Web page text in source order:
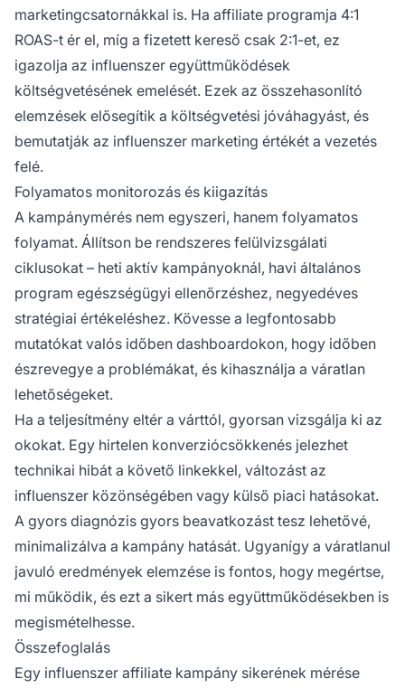
marketingcsatornákkal is. Ha affiliate programja 4:1
ROAS-t ér el, míg a fizetett kereső csak 2:1-et, ez
igazolja az influenszer együttműködések
költségvetésének emelését. Ezek az összehasonlító
elemzések elősegítik a költségvetési jóváhagyást, és
bemutatják az influenszer marketing értékét a vezetés
felé.
Folyamatos monitorozás és kiigazítás
A kampánymérés nem egyszeri, hanem folyamatos
folyamat. Állítson be rendszeres felülvizsgálati
ciklusokat – heti aktív kampányoknál, havi általános
program egészségügyi ellenőrzéshez, negyedéves
stratégiai értékeléshez. Kövesse a legfontosabb
mutatókat valós időben dashboardokon, hogy időben
észrevegye a problémákat, és kihasználja a váratlan
lehetőségeket.
Ha a teljesítmény eltér a várttól, gyorsan vizsgálja ki az
okokat. Egy hirtelen konverziócsökkenés jelezhet
technikai hibát a követő linkekkel, változást az
influenszer közönségében vagy külső piaci hatásokat.
A gyors diagnózis gyors beavatkozást tesz lehetővé,
minimalizálva a kampány hatását. Ugyanígy a váratlanul
javuló eredmények elemzése is fontos, hogy megértse,
mi működik, és ezt a sikert más együttműködésekben is
megismételhesse.
Összefoglalás
Egy influenszer affiliate kampány sikerének mérése